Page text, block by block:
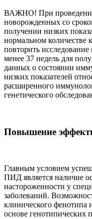
ВАЖНО! При
новорожденных со
получении низких
нормальном количестве
повторить
менее 37 недель для
данных о состоянии
низких показателей
расширенного
генетического
Повышение
Главным условием
ПИД является наличие
настороженности у
заболеваний.
клинического фенотипа
основе генотипических